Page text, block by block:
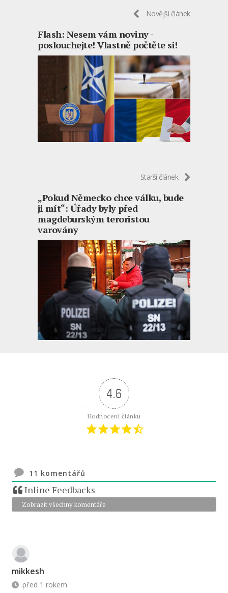
Novější článek
Flash: Nesem vám noviny -
poslouchejte! Vlastně počtěte si!
Starší článek
„Pokud Německo chce válku, bude
ji mít“: Úřady byly před
magdeburským teroristou
varovány
4.6
Hodnocení článku
11 komentářů
Inline Feedbacks
Zobrazit všechny komentáře
mikkesh
před 1 rokem